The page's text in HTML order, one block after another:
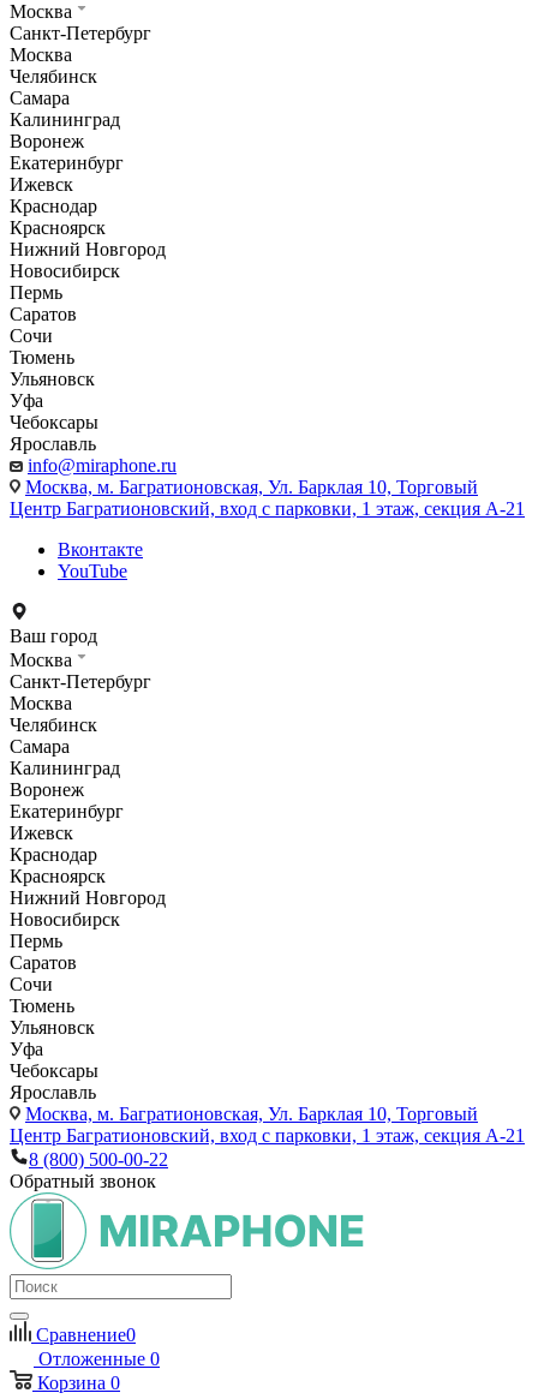
Москва
Санкт-Петербург
Москва
Челябинск
Самара
Калининград
Воронеж
Екатеринбург
Ижевск
Краснодар
Красноярск
Нижний Новгород
Новосибирск
Пермь
Саратов
Сочи
Тюмень
Ульяновск
Уфа
Чебоксары
Ярославль
info@miraphone.ru
Москва, м. Багратионовская, Ул. Барклая 10, Торговый
Центр Багратионовский, вход с парковки, 1 этаж, секция А-21
Вконтакте
YouTube
Ваш город
Москва
Санкт-Петербург
Москва
Челябинск
Самара
Калининград
Воронеж
Екатеринбург
Ижевск
Краснодар
Красноярск
Нижний Новгород
Новосибирск
Пермь
Саратов
Сочи
Тюмень
Ульяновск
Уфа
Чебоксары
Ярославль
Москва, м. Багратионовская, Ул. Барклая 10, Торговый
Центр Багратионовский, вход с парковки, 1 этаж, секция А-21
8 (800) 500-00-22
Обратный звонок
Сравнение0
Отложенные 0
Корзина 0